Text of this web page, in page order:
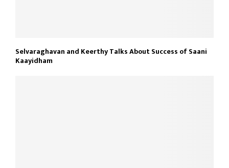
Selvaraghavan and Keerthy Talks About Success of Saani
Kaayidham